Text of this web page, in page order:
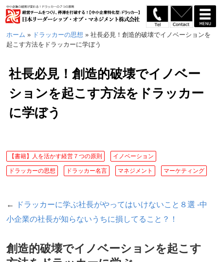
ホーム » ドラッカーの思想 » 社長必見！創造的破壊でイノベーションを
起こす方法をドラッカーに学ぼう
社長必見！創造的破壊でイノベー
ションを起こす方法をドラッカー
に学ぼう
【書籍】人を活かす経営７つの原則 イノベーション
ドラッカーの思想 ドラッカー名言 マネジメント マーケティング
←
ドラッカーに学ぶ社長がやってはいけないこと８選 -中
小企業の社長が知らないうちに損してること？！
創造的破壊でイノベーションを起こす